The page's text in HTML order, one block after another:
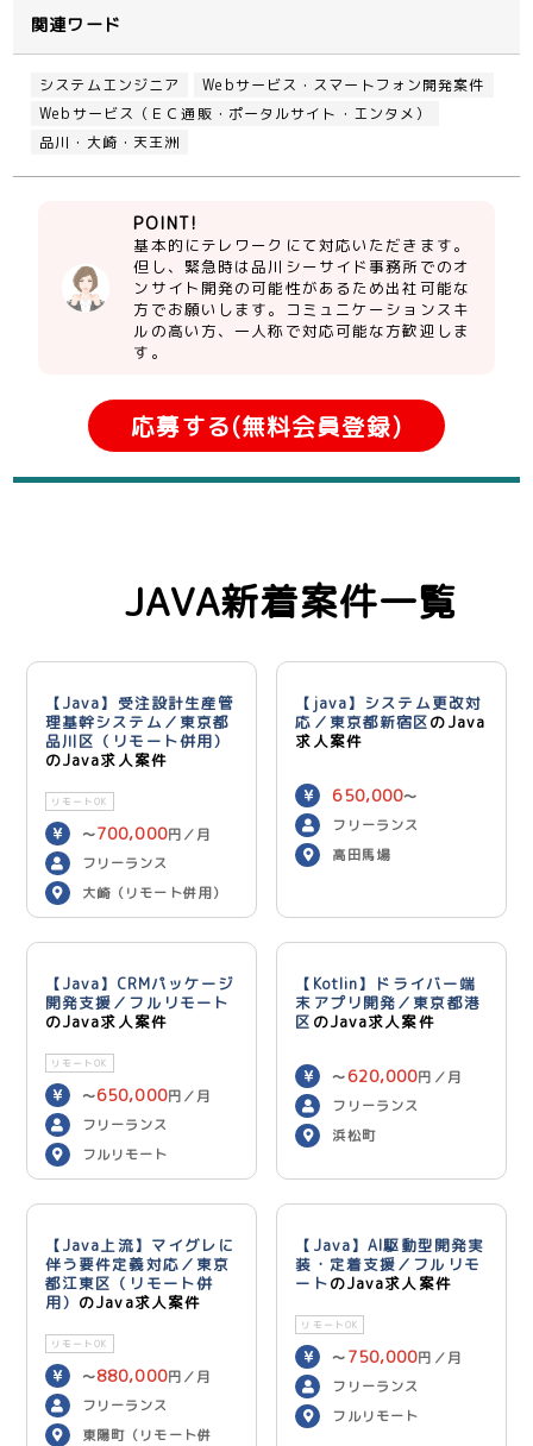
関連ワード
システムエンジニア
Webサービス・スマートフォン開発案件
Webサービス（ＥＣ通販・ポータルサイト・エンタメ）
品川・大崎・天王洲
POINT!
基本的にテレワークにて対応いただきます。
但し、緊急時は品川シーサイド事務所でのオ
ンサイト開発の可能性があるため出社可能な
方でお願いします。コミュニケーションスキ
ルの高い方、一人称で対応可能な方歓迎しま
す。
応募する(無料会員登録)
JAVA新着案件一覧
【Java】受注設計生産管
理基幹システム／東京都
品川区（リモート併用）
のJava求人案件
リモートOK
〜700,000円／月
フリーランス
大崎（リモート併用）
【java】システム更改対
応／東京都新宿区のJava
求人案件
650,000〜
750,000 円／月
フリーランス
高田馬場
【Java】CRMパッケージ
開発支援／フルリモート
のJava求人案件
リモートOK
〜650,000円／月
フリーランス
フルリモート
【Kotlin】ドライバー端
末アプリ開発／東京都港
区 のJava求人案件
〜 620,000円／月
フリーランス
浜松町
【Java上流】マイグレに
伴う要件定義対応／東京
都江東区（リモート併
用） のJava求人案件
リモートOK
〜880,000円／月
フリーランス
東陽町（リモート併
【Java】AI駆動型開発実
装・定着支援／フルリモ
ートのJava求人案件
リモートOK
〜 750,000円／月
フリーランス
フルリモート